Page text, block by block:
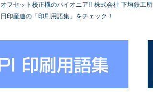
オフセット校正機のパイオニア!! 株式会社 下垣鉄工所
日印産連の「印刷用語集」をチェック！